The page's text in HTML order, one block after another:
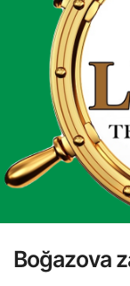
Boğazova